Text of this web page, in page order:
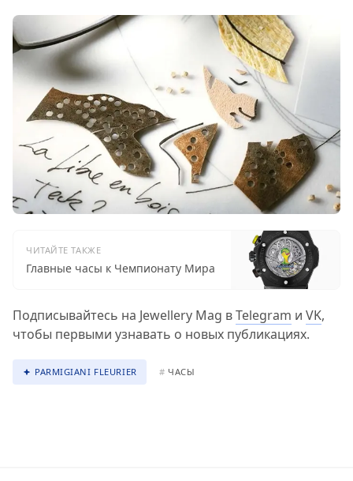
ЧИТАЙТЕ ТАКЖЕ
Главные часы к Чемпионату Мира
Подписывайтесь на Jewellery Mag вTelegram и VK,
чтобы первыми узнавать о новых публикациях.
PARMIGIANI FLEURIER # ЧАСЫ